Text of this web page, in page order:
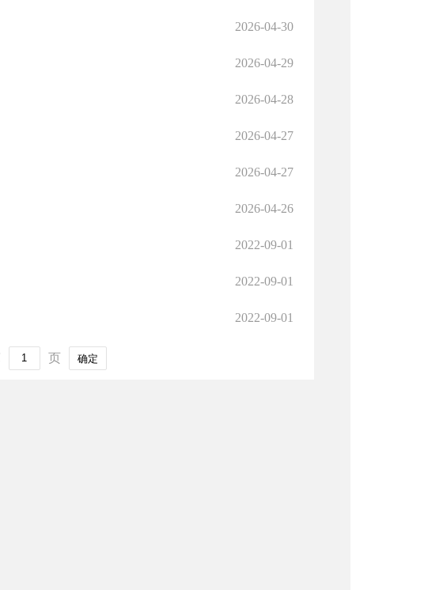
2026-04-30
2026-04-29
2026-04-28
2026-04-27
2026-04-27
2026-04-26
2022-09-01
2022-09-01
2022-09-01
页 确定